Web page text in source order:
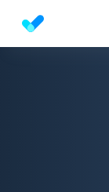
Outil d'Analyse